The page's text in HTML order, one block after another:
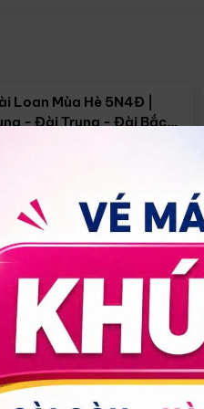
Loan Mùa Hè 5N4Đ |
- Đài Trung - Đài Bắc
18/09